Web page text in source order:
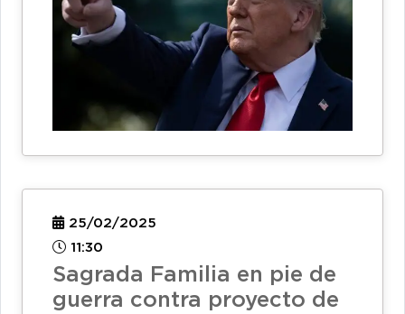
25/02/2025
11:30
Sagrada Familia en pie de
guerra contra proyecto de